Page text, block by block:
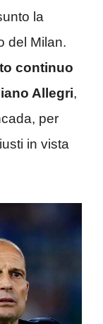
la
del Milan.
continuo
Allegri,
per
in vista